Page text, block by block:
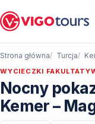
Strona główna Turcja
WYCIECZKI
Nocny
Kemer –